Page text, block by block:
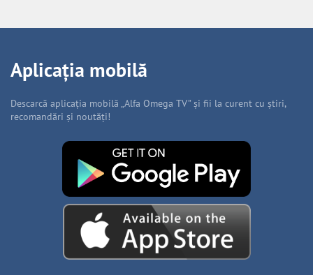
Aplicația mobilă
Descarcă aplicația mobilă „Alfa Omega TV” și fii la curent cu știri,
recomandări și noutăți!